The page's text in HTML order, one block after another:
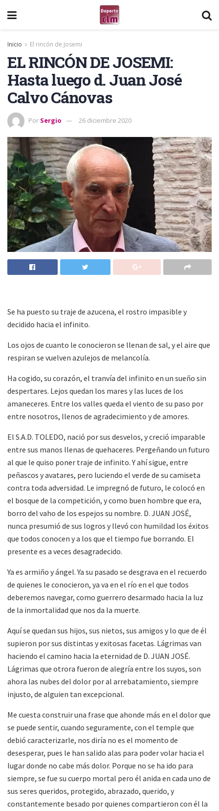
Inicio El rincón de Josemi
EL RINCÓN DE JOSEMI:
Hasta luego d. Juan José
Calvo Cánovas
Por Sergio 26 diciembre 2020
Se ha puesto su traje de azucena, el rostro impasible y
decidido hacia el infinito.
Los ojos de cuanto le conocieron se llenan de sal, y el aire que
respiran se vuelven azulejos de melancolía.
Ha cogido, su corazón, el tranvía del infinito en un sueño sin
despertares. Lejos quedan los mares y las luces de los
amaneceres. Entre los valles queda el viento de su paso por
entre nosotros, llenos de agradecimiento y de amores.
El S.A.D. TOLEDO, nació por sus desvelos, y creció imparable
entre sus manos llenas de quehaceres. Pergeñando un futuro
al que le quiso poner traje de infinito. Y ahí sigue, entre
peñascos y avatares, pero luciendo el verde de su camiseta
contra toda adversidad. Le impregnó de futuro, le colocó en
el bosque de la competición, y como buen hombre que era,
borro del vaho de los espejos su nombre. D. JUAN JOSÉ,
nunca presumió de sus logros y llevó con humildad los éxitos
que todos conocen y a los que el tiempo fue borrando. El
presente es a veces desagradecido.
Ya es armiño y ángel. Ya su pasado se desgrava en el recuerdo
de quienes le conocieron, ya va en el río en el que todos
deberemos navegar, como guerrero desarmado hacia la luz
de la inmortalidad que nos da la muerte.
Aquí se quedan sus hijos, sus nietos, sus amigos y lo que de él
supieron por sus distintas y exitosas facetas. Lágrimas van
haciendo el camino hacia la eternidad de D. JUAN JOSÉ.
Lágrimas que otrora fueron de alegría entre los suyos, son
ahora las nubes del dolor por al arrebatamiento, siempre
injusto, de alguien tan excepcional.
Me cuesta construir una frase que ahonde más en el dolor que
se puede sentir, cuando seguramente, con el temple que
debió caracterizarle, nos diría no es el momento de
desesperar, pues le han salido alas para poder volar hacia el
lugar donde no cabe más dolor. Porque no se ha ido para
siempre, se fue su cuerpo mortal pero él anida en cada uno de
sus seres queridos, protegido, abrazado, querido, y
constantemente besado por quienes compartieron con él la